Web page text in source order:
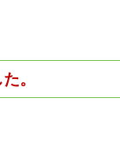
。